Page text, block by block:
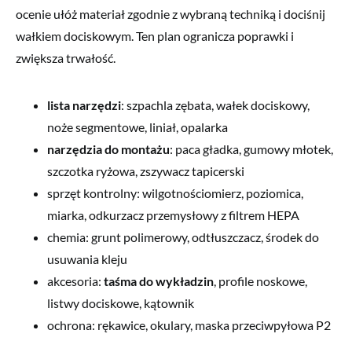
ocenie ułóż materiał zgodnie z wybraną techniką i dociśnij
wałkiem dociskowym. Ten plan ogranicza poprawki i
zwiększa trwałość.
lista narzędzi: szpachla zębata, wałek dociskowy,
noże segmentowe, liniał, opalarka
narzędzia do montażu: paca gładka, gumowy młotek,
szczotka ryżowa, zszywacz tapicerski
sprzęt kontrolny: wilgotnościomierz, poziomica,
miarka, odkurzacz przemysłowy z filtrem HEPA
chemia: grunt polimerowy, odtłuszczacz, środek do
usuwania kleju
akcesoria: taśma do wykładzin , profile noskowe,
listwy dociskowe, kątownik
ochrona: rękawice, okulary, maska przeciwpyłowa P2